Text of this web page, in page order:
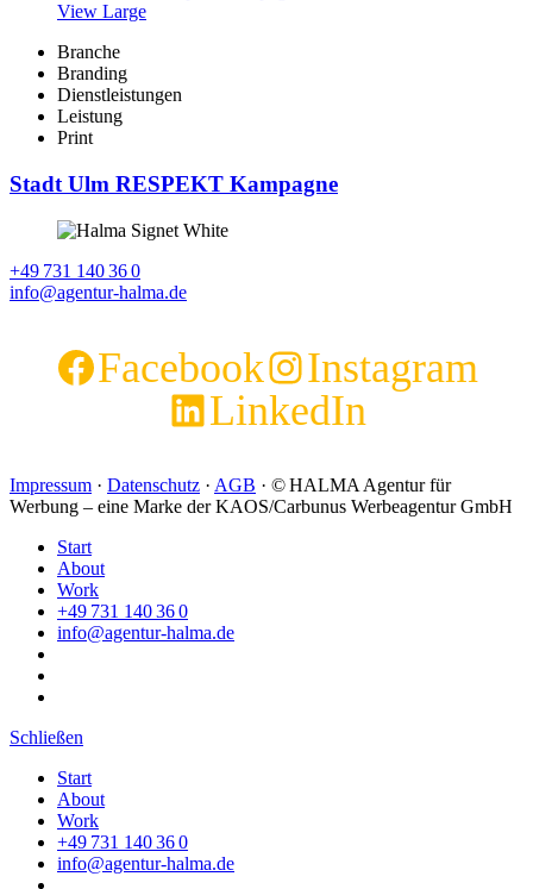
View Large
Branche
Branding
Dienstleistungen
Leistung
Print
Stadt Ulm RESPEKT Kampagne
+49 731 140 36 0
info@agentur-halma.de
Facebook
Instagram
LinkedIn
Impressum · Datenschutz · AGB · © HALMA Agentur für
Werbung – eine Marke der KAOS/Carbunus Werbeagentur GmbH
Start
About
Work
+49 731 140 36 0
info@agentur-halma.de
Schließen
Start
About
Work
+49 731 140 36 0
info@agentur-halma.de